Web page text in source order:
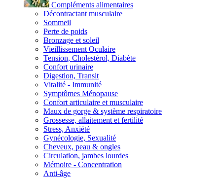
Compléments alimentaires
Décontractant musculaire
Sommeil
Perte de poids
Bronzage et soleil
Vieillissement Oculaire
Tension, Cholestérol, Diabète
Confort urinaire
Digestion, Transit
Vitalité - Immunité
Symptômes Ménopause
Confort articulaire et musculaire
Maux de gorge & système respiratoire
Grossesse, allaitement et fertilité
Stress, Anxiété
Gynécologie, Sexualité
Cheveux, peau & ongles
Circulation, jambes lourdes
Mémoire - Concentration
Anti-âge